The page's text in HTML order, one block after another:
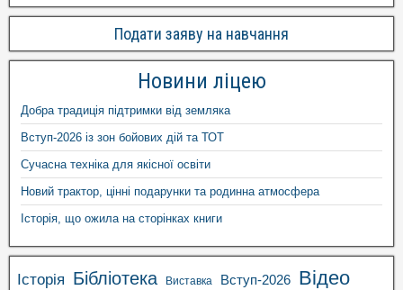
Подати заяву на навчання
Новини ліцею
Добра традиція підтримки від земляка
Вступ-2026 із зон бойових дій та ТОТ
Сучасна техніка для якісної освіти
Новий трактор, цінні подарунки та родинна атмосфера
Історія, що ожила на сторінках книги
Історія Бібліотека Виставка Вступ-2026 Відео